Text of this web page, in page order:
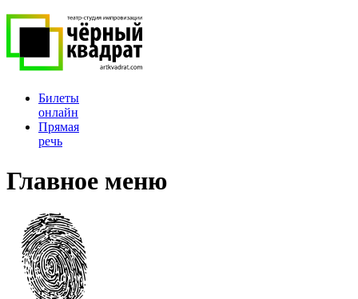
Билеты
онлайн
Прямая
речь
Главное меню